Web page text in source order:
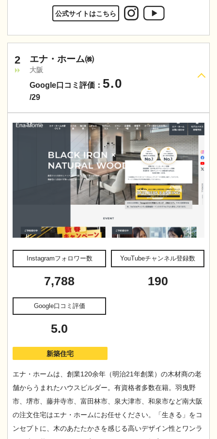
公式サイトはこちら
2 エナ・ホーム㈱
大阪
Google口コミ評価： 5.0
/29
Instagramフォロワー数
7,788
YouTubeチャンネル登録数
190
Google口コミ評価
5.0
新築住宅
エナ・ホームは、創業120余年（明治21年創業）の木材商の老
舗からうまれたハウスビルダー。有資格者多数在籍。羽曳野
市、堺市、藤井寺市、富田林市、泉大津市、和泉市など南大阪
の注文住宅はエナ・ホームにお任せください。「生きる」をコ
ンセプトに、木のあたたかさを感じる高いデザイン性とワンラ